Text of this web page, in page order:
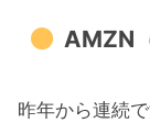
AMZN
昨年から連続